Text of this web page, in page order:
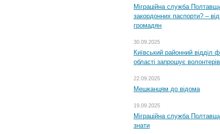
Міграційна служба
закордонних паспорти? –
громадян
30.09.2025
Київський районний відділ
області запрошує
22.09.2025
Мешканцям до відома
19.09.2025
Міграційна служба
знати